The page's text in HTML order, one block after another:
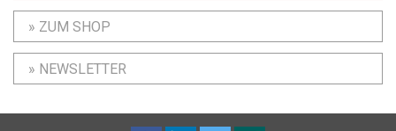
» ZUM SHOP
» NEWSLETTER